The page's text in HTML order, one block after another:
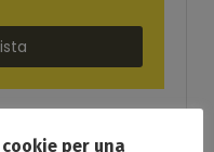
per una